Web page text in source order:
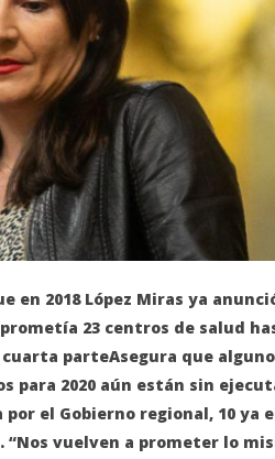
en 2018 López Miras ya
23 centros de salud
parteAsegura que
para 2020 aún están sin
el Gobierno regional, 10 ya
vuelven a prometer lo